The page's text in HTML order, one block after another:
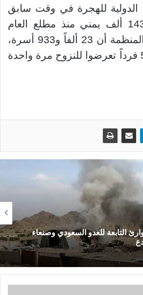
الدولية للهجرة في وقت سابق
نزوح أكثر من 143 ألف يمني منذ مطلع العام
الحالي، اذ تقدر المنظمة أن 23 ألفاً و933 أسرة،
أو 143 ألفاً و598 فرداً تعرضوا للنزوح مرة واحدة
التابعة للعدو السعودي وصنعاء